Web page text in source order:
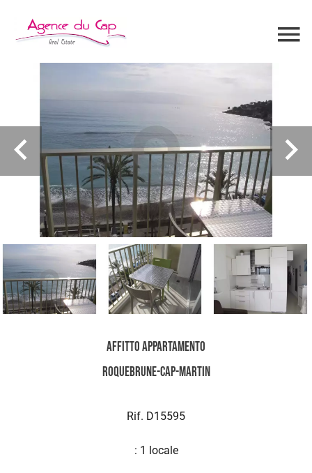
Affitto Appartamento
Roquebrune-Cap-Martin
Rif. D15595
: 1 locale